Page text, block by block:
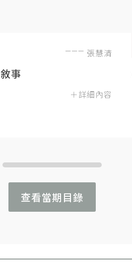
張慧清
事
＋詳細內容
查看當期目錄